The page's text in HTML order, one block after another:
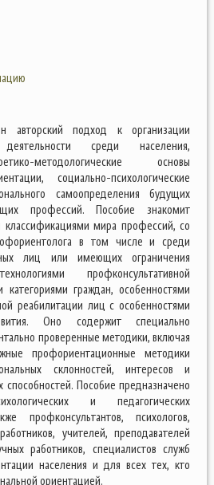
авторский подход к организации
деятельности среди населения,
методологические основы
социально-психологические
самоопределения будущих
профессий. Пособие знакомит
классификациями мира профессий, со
в том числе и среди
лиц или имеющих ограничения
профконсультативной
граждан, особенностями
реабилитации лиц с особенностями
Оно содержит специально
проверенные методики, включая
профориентационные методики
склонностей, интересов и
Пособие предназначено
и педагогических
профконсультантов, психологов,
учителей, преподавателей
работников, специалистов служб
населения и для всех тех, кто
ориентацией.